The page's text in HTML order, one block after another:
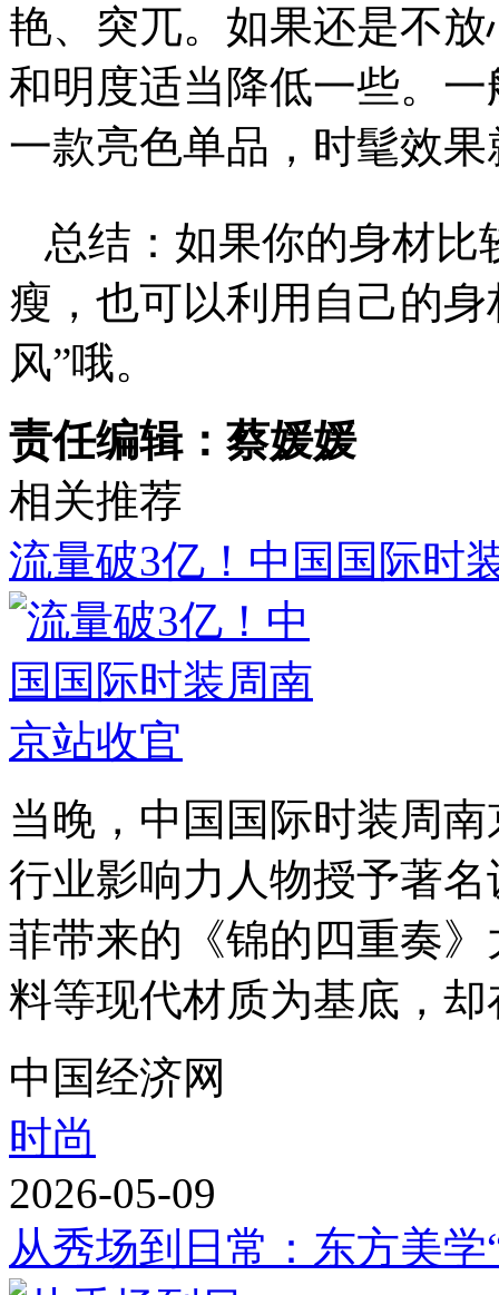
艳、突兀。如果还是不
和明度适当降低一些。
一款亮色单品，时髦效
总结：如果你的身材比
瘦，也可以利用自己的
风”哦。
责任编辑：蔡媛媛
相关推荐
流量破3亿！中国国际时
当晚，中国国际时装周
行业影响力人物授予著
菲带来的《锦的四重奏
料等现代材质为基底，
中国经济网
时尚
2026-05-09
从秀场到日常：东方美学